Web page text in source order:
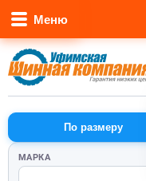
Меню
По размеру
МАРКА